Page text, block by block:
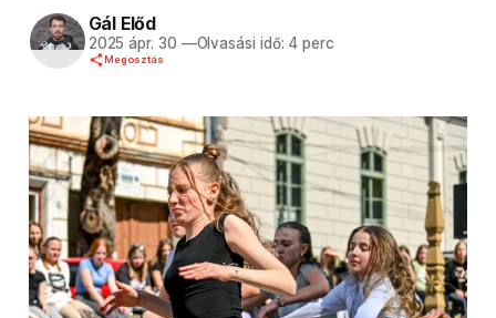
Gál Előd
2025 ápr. 30 —Olvasási idő: 4 perc
Megosztás